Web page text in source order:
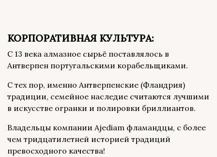
КОРПОРАТИВНАЯ КУЛЬТУРА:
С 13 века алмазное сырьё поставлялось в
Антверпен португальскими корабельщиками.
С тех пор, именно Антверпенские (Фландрия)
традиции, семейное наследие считаются лучшими
в искусстве огранки и полировки бриллиантов.
Владельцы компании Ajediam фламандцы, с более
чем тридцатилетней историей традиций
превосходного качества!